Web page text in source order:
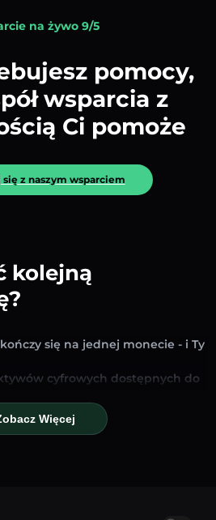
na żywo 9/5
pomocy,
wsparcia z
Ci pomoże
z naszym wsparciem
kolejną
się na jednej monecie - i Ty
cyfrowych dostępnych do
stablecoinów, obiecujących
tokenów – znajdziesz
Więcej